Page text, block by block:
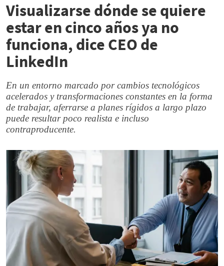
Visualizarse dónde se quiere
estar en cinco años ya no
funciona, dice CEO de
LinkedIn
En un entorno marcado por cambios tecnológicos
acelerados y transformaciones constantes en la forma
de trabajar, aferrarse a planes rígidos a largo plazo
puede resultar poco realista e incluso
contraproducente.